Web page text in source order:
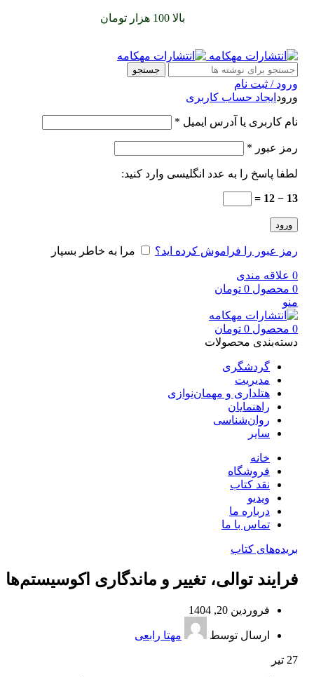
بالا 100 هزار تومان
جستجو
ورود / ثبت نام
ورود ایجاد حساب کاربری
نام کاربری یا آدرس ایمیل *
رمز عبور *
لطفا پاسخ را به عدد انگلیسی وارد کنید:
13 − 12 =
ورود
رمز عبور را فراموش کرده اید؟ مرا به خاطر بسپار
0 علاقه مندی
0 محصول 0 تومان
منو
0 محصول 0 تومان
دسته‌بندی محصولات
گردشگری
مدیریت
هتلداری و مهمان‌نوازی
راهنمایان
روان‌شناسی
سایر
خانه
فروشگاه
نقد کتاب
ویدیو
درباره‌ ما
تماس با ما
بریده‌های کتاب
فرایند توالی، تغییر و ماندگاری اکوسیستم‌‌ها
فروردین 20, 1404
ارسال توسط مهتا رابعی
27 تیر